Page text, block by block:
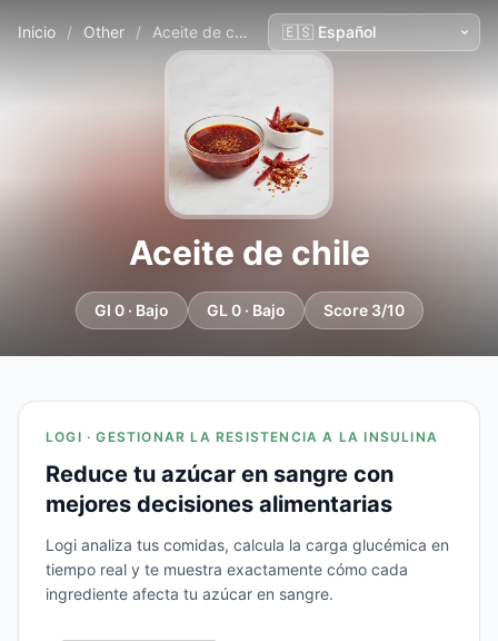
Inicio / Other / Aceite de chile
Aceite de chile
GI 0 · Bajo GL 0 · Bajo Score 3/10
LOGI · GESTIONAR LA RESISTENCIA A LA INSULINA
Reduce tu azúcar en sangre con
mejores decisiones alimentarias
Logi analiza tus comidas, calcula la carga glucémica en
tiempo real y te muestra exactamente cómo cada
ingrediente afecta tu azúcar en sangre.